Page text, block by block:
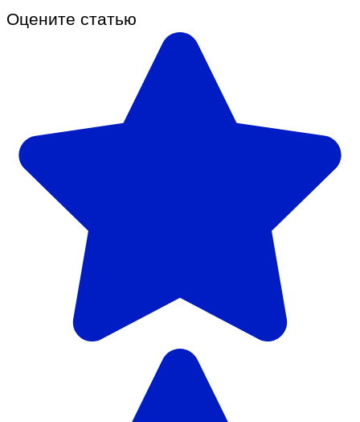
Оцените статью